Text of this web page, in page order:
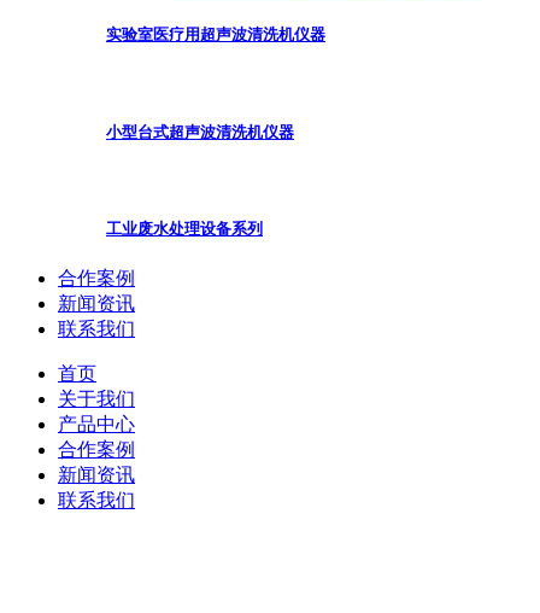
实验室医疗用超声波清洗机仪器
小型台式超声波清洗机仪器
工业废水处理设备系列
合作案例
新闻资讯
联系我们
首页
关于我们
产品中心
合作案例
新闻资讯
联系我们